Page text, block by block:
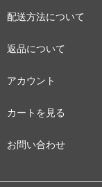
配送方法について
返品について
アカウント
カートを見る
お問い合わせ